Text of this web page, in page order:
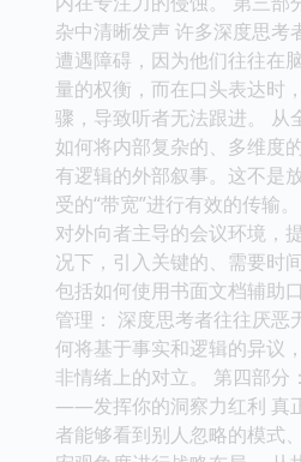
杂中清晰发声 许多深度思考
遭遇障碍，因为他们往往在
量的权衡，而在口头表达时
骤，导致听者无法跟进。 从
如何将内部复杂的、多维度
有逻辑的外部叙事。这不是
受的“带宽”进行有效的传输
对外向者主导的会议环境，
况下，引入关键的、需要时
包括如何使用书面文档辅助
管理： 深度思考者往往厌恶
何将基于事实和逻辑的异议
非情绪上的对立。 第四部分
——发挥你的洞察力红利 真
者能够看到别人忽略的模式